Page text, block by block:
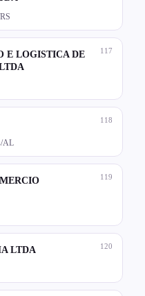
117
E LOGISTICA DE
118
AL
119
120
LTDA